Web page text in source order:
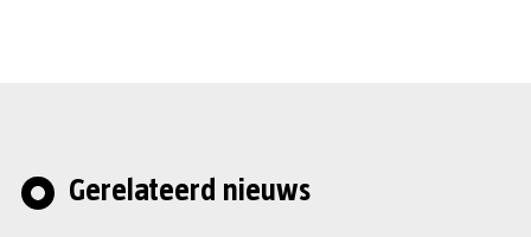
Gerelateerd nieuws